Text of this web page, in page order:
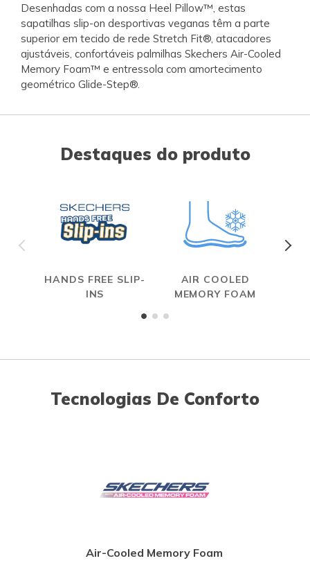
Desenhadas com a nossa Heel Pillow™, estas
sapatilhas slip-on desportivas veganas têm a parte
superior em tecido de rede Stretch Fit®, atacadores
ajustáveis, confortáveis palmilhas Skechers Air-Cooled
Memory Foam™ e entressola com amortecimento
geométrico Glide-Step®.
Destaques do produto
HANDS FREE SLIP-
INS
AIR COOLED
MEMORY FOAM
Tecnologias De Conforto
Air-Cooled Memory Foam